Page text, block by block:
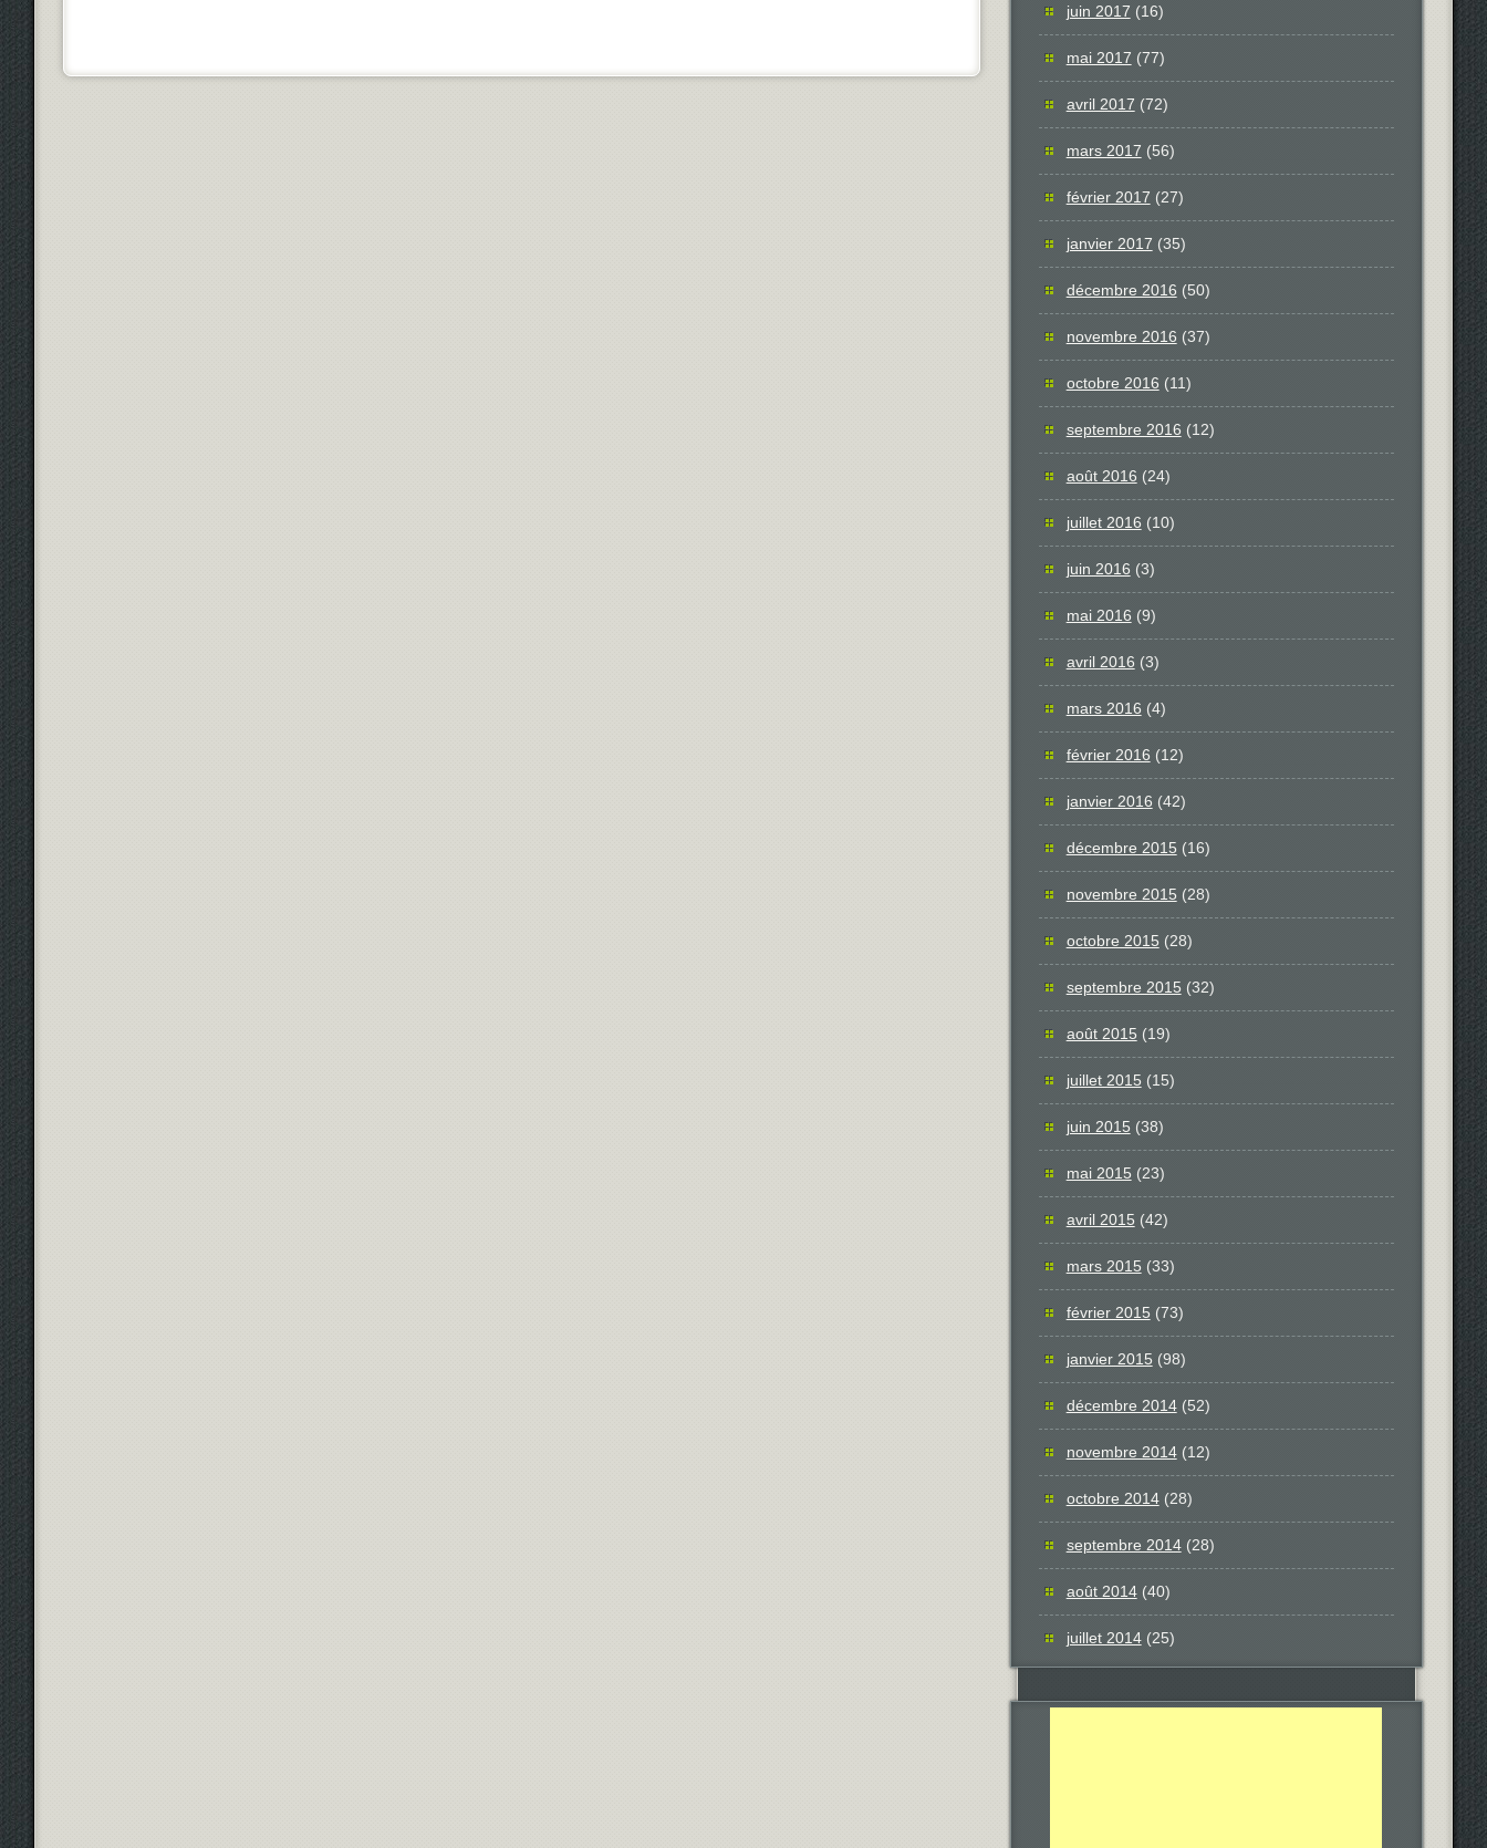
juin 2017 (16)
mai 2017 (77)
avril 2017 (72)
mars 2017 (56)
février 2017 (27)
janvier 2017 (35)
décembre 2016 (50)
novembre 2016 (37)
octobre 2016 (11)
septembre 2016 (12)
août 2016 (24)
juillet 2016 (10)
juin 2016 (3)
mai 2016 (9)
avril 2016 (3)
mars 2016 (4)
février 2016 (12)
janvier 2016 (42)
décembre 2015(16)
novembre 2015(28)
octobre 2015(28)
septembre 2015(32)
août 2015(19)
juillet 2015(15)
juin 2015(38)
mai 2015 (23)
avril 2015(42)
mars 2015(33)
février 2015(73)
janvier 2015(98)
décembre 2014(52)
novembre 2014(12)
octobre 2014(28)
septembre 2014(28)
août 2014(40)
juillet 2014(25)